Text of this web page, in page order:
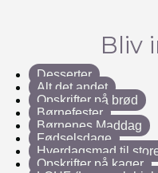
Bliv
Desserter
Alt det andet
Opskrifter på brød
Børnefester
Børnenes Maddag
Fødselsdage
Hverdagsmad til
Opskrifter på kager